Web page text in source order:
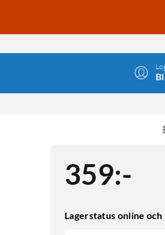
359:-
Lagerstatus online